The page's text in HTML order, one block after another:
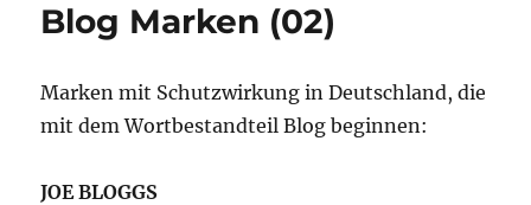
Blog Marken (02)
Marken mit Schutzwirkung in Deutschland, die
mit dem Wortbestandteil Blog beginnen:
JOE BLOGGS